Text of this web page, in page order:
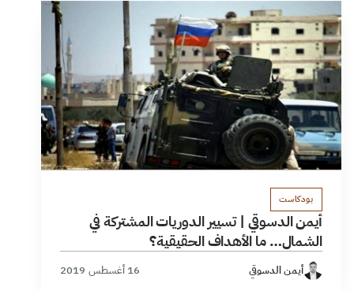
بودكاست
أيمن الدسوقي | تسيير الدوريات المشتركة في
الشمال… ما الأهداف الحقيقية؟
أيمن الدسوقي 16 أغسطس 2019